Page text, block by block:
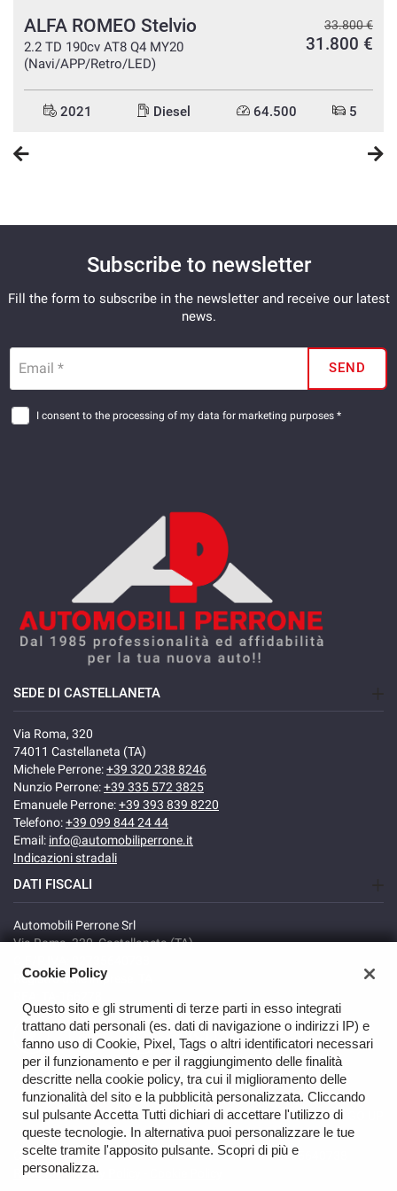
ALFA ROMEO Stelvio
2.2 TD 190cv AT8 Q4 MY20
(Navi/APP/Retro/LED)
33.800 €
31.800 €
2021 Diesel 64.500 5
Subscribe to newsletter
Fill the form to subscribe in the newsletter and receive our latest
news.
Email * SEND
I consent to the processing of my data for marketing purposes *
SEDE DI CASTELLANETA
Via Roma, 320
74011 Castellaneta (TA)
Michele Perrone:+39 320 238 8246
Nunzio Perrone:+39 335 572 3825
Emanuele Perrone:+39 393 839 8220
Telefono:+39 099 844 24 44
Email: info@automobiliperrone.it
Indicazioni stradali
DATI FISCALI
Automobili Perrone Srl
Via Roma, 320, Castellaneta (TA)
Registro delle imprese: TA
Copyright © 2026 Automobili Perrone Srl - VAT 02735640738 -
Read the Privacy Policy
Cookie Policy
Questo sito e gli strumenti di terze parti in esso integrati
trattano dati personali (es. dati di navigazione o indirizzi IP) e
fanno uso di Cookie, Pixel, Tags o altri identificatori necessari
per il funzionamento e per il raggiungimento delle finalità
descritte nella cookie policy, tra cui il miglioramento delle
funzionalità del sito e la pubblicità personalizzata. Cliccando
sul pulsante Accetta Tutti dichiari di accettare l'utilizzo di
queste tecnologie. In alternativa puoi personalizzare le tue
scelte tramite l'apposito pulsante. Scopri di più e
personalizza.